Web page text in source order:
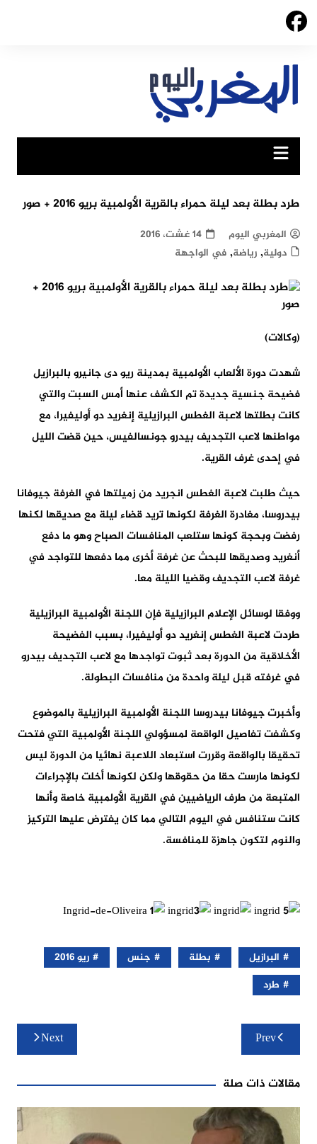
Skip
طرد بطلة بعد ليلة حمراء بالقرية الأولمبية بريو 2016 + صور
المغربي اليوم
14 غشت، 2016
دولية, رياضة, في الواجهة
(وكالات)
شهدت دورة الألعاب الأولمبية بمدينة ريو دى جانيرو بالبرازيل
فضيحة جنسية جديدة تم الكشف عنها أمس السبت والتي
كانت بطلتها لاعبة الغطس البرازيلية إنغريد دو أوليفيرا، مع
مواطنها لاعب التجديف بيدرو جونسالفيس، حين قضت الليل
في إحدى غرف القرية.
حيث طلبت لاعبة الغطس انجريد من زميلتها في الغرفة جيوفانا
بيدروسا، مغادرة الغرفة لكونها تريد قضاء ليلة مع صديقها لكنها
رفضت وبحجة كونها ستلعب المنافسات الصباح وهو ما دفع
أنغريد وصديقها للبحث عن غرفة أخرى مما دفعها للتواجد في
غرفة لاعب التجديف وقضيا الليلة معا.
ووفقا لوسائل الإعلام البرازيلية فإن اللجنة الأولمبية البرازيلية
طردت لاعبة الغطس إنغريد دو أوليفيرا، بسبب الفضيحة
الأخلاقية من الدورة بعد ثبوت تواجدها مع لاعب التجديف بيدرو
في غرفته قبل ليلة واحدة من منافسات البطولة.
وأخبرت جيوفانا بيدروسا اللجنة الأولمبية البرازيلية بالموضوع
وكشفت تفاصيل الواقعة لمسؤولي اللجنة الأولمبية التي فتحت
تحقيقا بالواقعة وقررت استبعاد اللاعبة نهائيا من الدورة ليس
لكونها مارست حقا من حقوقها ولكن لكونها أخلت بالإجراءات
المتبعة من طرف الرياضيين في القرية الأولمبية خاصة وأنها
كانت ستنافس في اليوم التالي مما كان يفترض عليها التركيز
والنوم لتكون جاهزة للمنافسة.
البرازيل بطلة جنس
ريو 2016
طرد
تصفّح
المقالات
Prev
Next
مقالات ذات صلة